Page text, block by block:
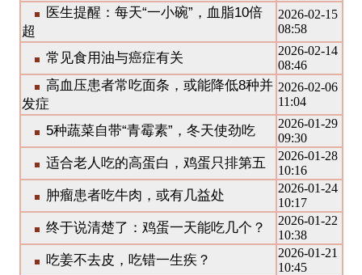
医生提醒：每天“一小碗”，血脂10倍
超
2026-02-15
08:58
常见食用油与癌症有关
2026-02-14
08:46
高血压患者常吃面条，或能降低8种并
发症
2026-02-06
11:04
5种蔬菜自带“青霉素”，冬天使劲吃
2026-01-29
09:30
适合老人吃的高蛋白，鸡蛋只排第五
2026-01-28
10:16
肿瘤患者吃牛肉，或有几益处
2026-01-24
10:17
终于说清楚了：鸡蛋一天能吃几个？
2026-01-22
10:38
吃姜不去皮，吃错一生疾？
2026-01-21
10:45